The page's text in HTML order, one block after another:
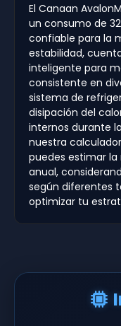
El Canaan
un consumo de
confiable para la
estabilidad,
inteligente para
consistente en
sistema de
disipación del
internos durante
nuestra
puedes estimar la
anual,
según diferentes
optimizar tu